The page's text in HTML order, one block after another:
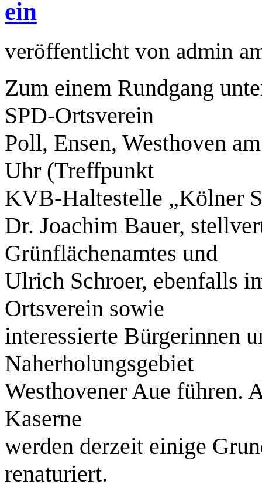
ein
veröffentlicht von admin
Zum einem Rundgang
SPD-Ortsverein
Poll, Ensen, Westhoven
Uhr (Treffpunkt
KVB-Haltestelle „Kölner
Dr. Joachim Bauer,
Grünflächenamtes und
Ulrich Schroer, ebenfalls
Ortsverein sowie
interessierte Bürgerinnen
Naherholungsgebiet
Westhovener Aue führen.
Kaserne
werden derzeit einige
renaturiert.